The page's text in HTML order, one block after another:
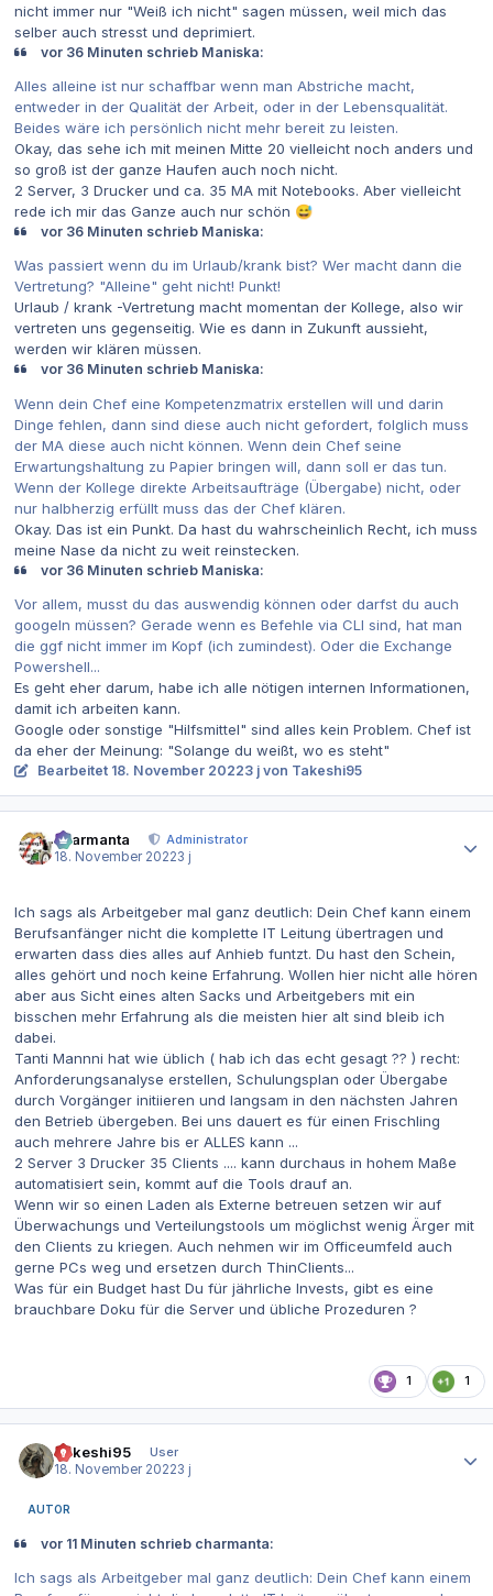
nicht immer nur "Weiß ich nicht" sagen müssen, weil mich das
selber auch stresst und deprimiert.
vor 36 Minuten schrieb Maniska:
Alles alleine ist nur schaffbar wenn man Abstriche macht,
entweder in der Qualität der Arbeit, oder in der Lebensqualität.
Beides wäre ich persönlich nicht mehr bereit zu leisten.
Okay, das sehe ich mit meinen Mitte 20 vielleicht noch anders und
so groß ist der ganze Haufen auch noch nicht.
2 Server, 3 Drucker und ca. 35 MA mit Notebooks. Aber vielleicht
rede ich mir das Ganze auch nur schön 😅
vor 36 Minuten schrieb Maniska:
Was passiert wenn du im Urlaub/krank bist? Wer macht dann die
Vertretung? "Alleine" geht nicht! Punkt!
Urlaub / krank -Vertretung macht momentan der Kollege, also wir
vertreten uns gegenseitig. Wie es dann in Zukunft aussieht,
werden wir klären müssen.
vor 36 Minuten schrieb Maniska:
Wenn dein Chef eine Kompetenzmatrix erstellen will und darin
Dinge fehlen, dann sind diese auch nicht gefordert, folglich muss
der MA diese auch nicht können. Wenn dein Chef seine
Erwartungshaltung zu Papier bringen will, dann soll er das tun.
Wenn der Kollege direkte Arbeitsaufträge (Übergabe) nicht, oder
nur halbherzig erfüllt muss das der Chef klären.
Okay. Das ist ein Punkt. Da hast du wahrscheinlich Recht, ich muss
meine Nase da nicht zu weit reinstecken.
vor 36 Minuten schrieb Maniska:
Vor allem, musst du das auswendig können oder darfst du auch
googeln müssen? Gerade wenn es Befehle via CLI sind, hat man
die ggf nicht immer im Kopf (ich zumindest). Oder die Exchange
Powershell...
Es geht eher darum, habe ich alle nötigen internen Informationen,
damit ich arbeiten kann.
Google oder sonstige "Hilfsmittel" sind alles kein Problem. Chef ist
da eher der Meinung: "Solange du weißt, wo es steht"
Bearbeitet 18. November 20223 j von Takeshi95
charmanta
Administrator
18. November 20223 j
Ich sags als Arbeitgeber mal ganz deutlich: Dein Chef kann einem
Berufsanfänger nicht die komplette IT Leitung übertragen und
erwarten dass dies alles auf Anhieb funtzt. Du hast den Schein,
alles gehört und noch keine Erfahrung. Wollen hier nicht alle hören
aber aus Sicht eines alten Sacks und Arbeitgebers mit ein
bisschen mehr Erfahrung als die meisten hier alt sind bleib ich
dabei.
Tanti Mannni hat wie üblich ( hab ich das echt gesagt ?? ) recht:
Anforderungsanalyse erstellen, Schulungsplan oder Übergabe
durch Vorgänger initiieren und langsam in den nächsten Jahren
den Betrieb übergeben. Bei uns dauert es für einen Frischling
auch mehrere Jahre bis er ALLES kann ...
2 Server 3 Drucker 35 Clients .... kann durchaus in hohem Maße
automatisiert sein, kommt auf die Tools drauf an.
Wenn wir so einen Laden als Externe betreuen setzen wir auf
Überwachungs und Verteilungstools um möglichst wenig Ärger mit
den Clients zu kriegen. Auch nehmen wir im Officeumfeld auch
gerne PCs weg und ersetzen durch ThinClients...
Was für ein Budget hast Du für jährliche Invests, gibt es eine
brauchbare Doku für die Server und übliche Prozeduren ?
1 1
Takeshi95
User
18. November 20223 j
AUTOR
vor 11 Minuten schrieb charmanta:
Ich sags als Arbeitgeber mal ganz deutlich: Dein Chef kann einem